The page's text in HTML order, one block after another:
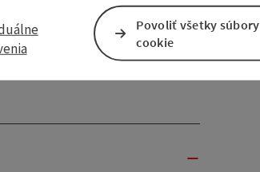
awaits you here. Upon request,
Povoliť všetky súbory
cookie